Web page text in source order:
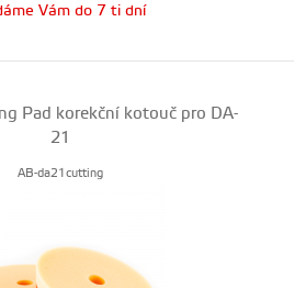
Vám do 7 ti dní
Pad korekční kotouč pro DA-
21
AB-da21cutting